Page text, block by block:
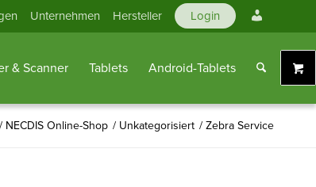
Unternehmen Hersteller Login
Konto
& Scanner Tablets Android-Tablets
/ NECDIS Online-Shop / Unkategorisiert / Zebra Service